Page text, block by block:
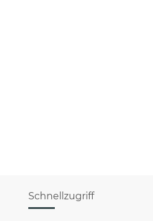
Schnellzugriff